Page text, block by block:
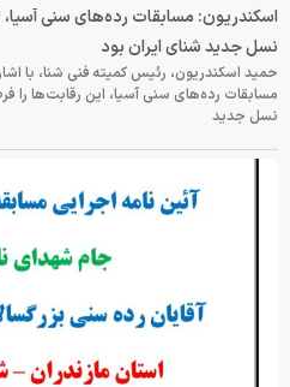
اسکندریون: مسابقات رده‌های سنی آسیا،
نسل جدید شنای ایران بود
حمید اسکندریون، رئیس کمیته فنی شنا، با
مسابقات رده‌های سنی آسیا، این رقابت‌ها را
نسل جدید